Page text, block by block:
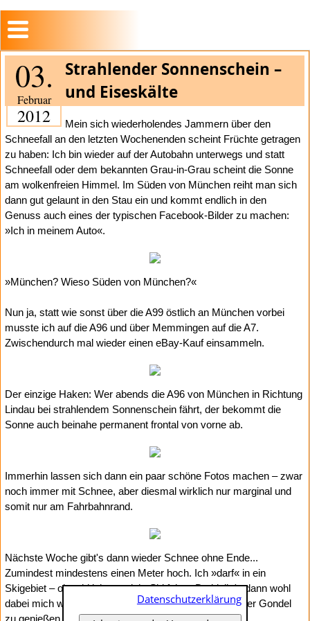
03.
Februar
2012
Strahlender Sonnenschein –
und Eiseskälte
Mein sich wiederholendes Jammern über den
Schneefall an den letzten Wochenenden scheint Früchte getragen
zu haben: Ich bin wieder auf der Autobahn unterwegs und statt
Schneefall oder dem bekannten Grau-in-Grau scheint die Sonne
am wolkenfreien Himmel. Im Süden von München reiht man sich
dann gut gelaunt in den Stau ein und kommt endlich in den
Genuss auch eines der typischen Facebook-Bilder zu machen:
»Ich in meinem Auto«.
»München? Wieso Süden von München?«
Nun ja, statt wie sonst über die A99 östlich an München vorbei
musste ich auf die A96 und über Memmingen auf die A7.
Zwischendurch mal wieder einen eBay-Kauf einsammeln.
Der einzige Haken: Wer abends die A96 von München in Richtung
Lindau bei strahlendem Sonnenschein fährt, der bekommt die
Sonne auch beinahe permanent frontal von vorne ab.
Immerhin lassen sich dann ein paar schöne Fotos machen – zwar
noch immer mit Schnee, aber diesmal wirklich nur marginal und
somit nur am Fahrbahnrand.
Nächste Woche gibt's dann wieder Schnee ohne Ende...
Zumindest mindestens einen Meter hoch. Ich »darf« in ein
Skigebiet – obwohl ich gar nicht Ski fahre. Da bleibt's dann wohl
dabei mich warm einzupacken und die Aussicht aus der Gondel
zu genießen (oder auch nicht).
Datenschutzerklärung